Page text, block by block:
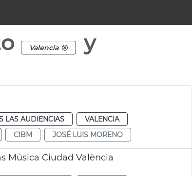
Valencia
y
LAS AUDIENCIAS
VALENCIA
CIBM JOSÉ LUIS MORENO
Música Ciudad València